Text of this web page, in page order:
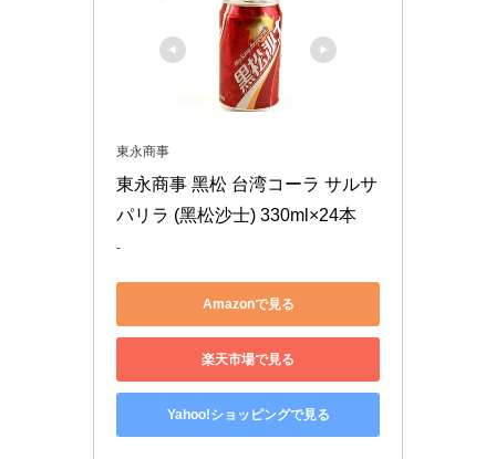
東永商事
東永商事 黑松 台湾コーラ サルサ
パリラ (黑松沙士) 330ml×24本
-
Amazonで見る
楽天市場で見る
Yahoo!ショッピングで見る